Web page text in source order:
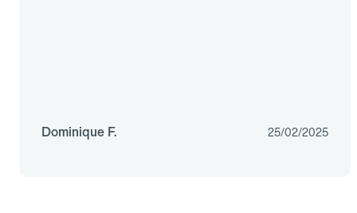
Dominique F. 25/02/2025